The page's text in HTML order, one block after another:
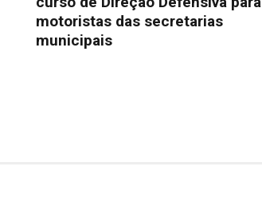
motoristas das secretarias
municipais